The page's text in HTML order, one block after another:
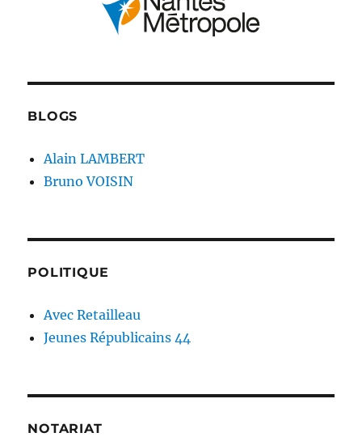
BLOGS
Alain LAMBERT
Bruno VOISIN
POLITIQUE
Avec Retailleau
Jeunes Républicains 44
NOTARIAT